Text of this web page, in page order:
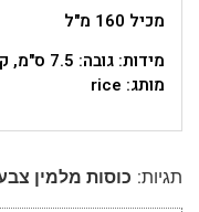
מכיל 160 מ"ל
מידות: גובה: 7.5 ס"מ, קוטר: 7.5 ס"מ
מותג: rice
תגיות: כוסות מלמין